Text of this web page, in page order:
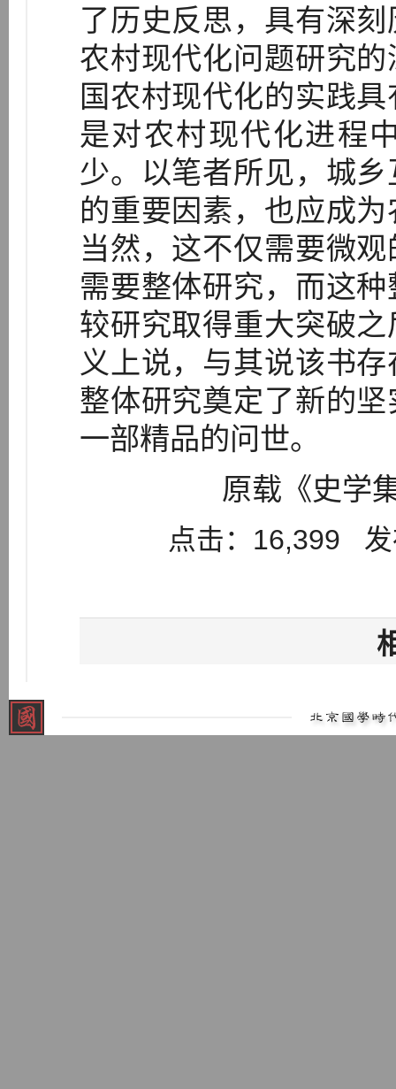
了历史反思，具有深
农村现代化问题研究
国农村现代化的实践
是对农村现代化进程
少。以笔者所见，城
的重要因素，也应成
当然，这不仅需要微
需要整体研究，而这
较研究取得重大突破
义上说，与其说该书
整体研究奠定了新的
一部精品的问世。
原载《史学
点击：16,399